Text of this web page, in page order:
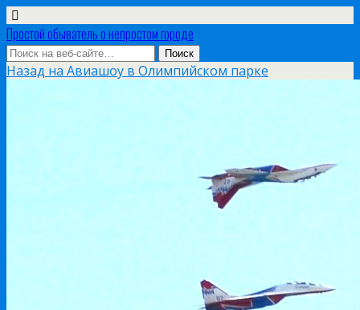
Простой обыватель о непростом городе
Назад на Авиашоу в Олимпийском парке